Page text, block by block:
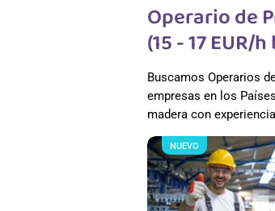
Operario de
(15 - 17 EUR/
Buscamos Operarios
empresas en los
madera con
NUEVO